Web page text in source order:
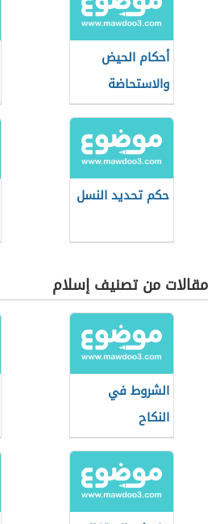
أحكام الحيض
والاستحاضة
حكم تحديد النسل
مقالات من تصنيف إسلام
الشروط في
النكاح